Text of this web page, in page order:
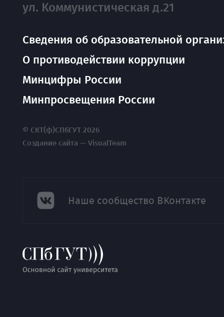
ул. Коммунистическая д.21
Сведения об образовательной
О противодействии коррупции
Минцифры России
Минпросвещения России
© СКТ(ф)СПбГУТ 2026
Создание сайта — VisualTeam
Наше сообщество ВКонтакте